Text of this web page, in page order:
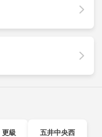
更級 五井中央西